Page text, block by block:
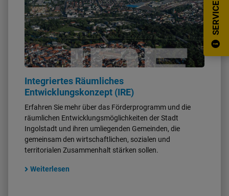
Ortsrecht
Historie
Stellenanzeigen
SERVICE
Integriertes Räumliches
Entwicklungskonzept (IRE)
Erfahren Sie mehr über das Förderprogramm und die
räumlichen Entwicklungsmöglichkeiten der Stadt
Ingolstadt und ihren umliegenden Gemeinden, die
gemeinsam den wirtschaftlichen, sozialen und
territorialen Zusammenhalt stärken sollen.
Weiterlesen